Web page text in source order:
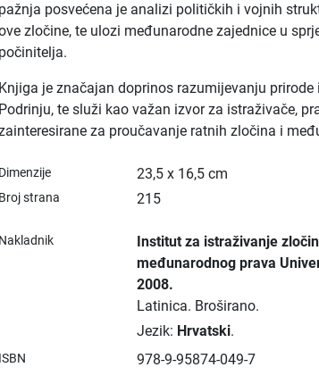
pažnja posvećena je analizi političkih i vojnih
zločine, te ulozi međunarodne zajednice u
počinitelja.​
Knjiga je značajan doprinos razumijevanju
Podrinju, te služi kao važan izvor za istraživače,
za proučavanje ratnih zločina i
Dimenzije 23,5 x 16,5 cm
Broj strana 215
Nakladnik
Institut za istraživanje
međunarodnog prava
2008.
Latinica. Broširano.
Jezik: Hrvatski.
ISBN 978-9-95874-049-7